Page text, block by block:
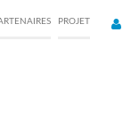
PROJET